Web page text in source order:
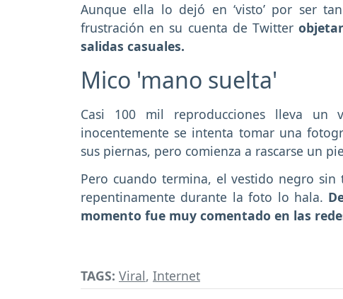
Aunque ella lo dejó en ‘visto’ por ser
frustración en su cuenta de Twitter
salidas casuales.
Mico 'mano suelta'
Casi 100 mil reproducciones lleva
inocentemente se intenta tomar una
sus piernas, pero comienza a rascarse un
Pero cuando termina, el vestido negro
repentinamente durante la foto lo hala.
momento fue muy comentado en las
TAGS: Viral, Internet